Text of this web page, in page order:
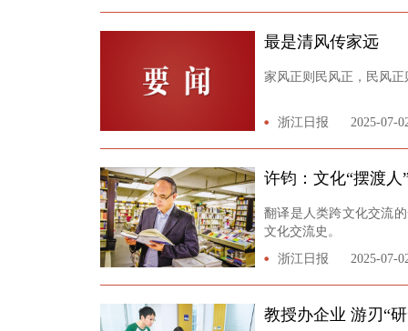
最是清风传家远
家风正则民风正，民风正
浙江日报 2025-07-
许钧：文化“摆渡人
翻译是人类跨文化交流
文化交流史。
浙江日报
2025-07-
教授办企业 游刃“研